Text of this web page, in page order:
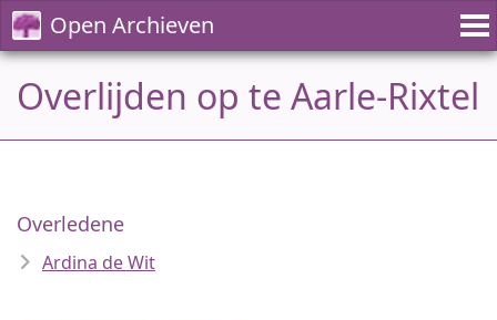
Open Archieven
Overlijden op te Aarle-Rixtel
Overledene
Ardina de Wit